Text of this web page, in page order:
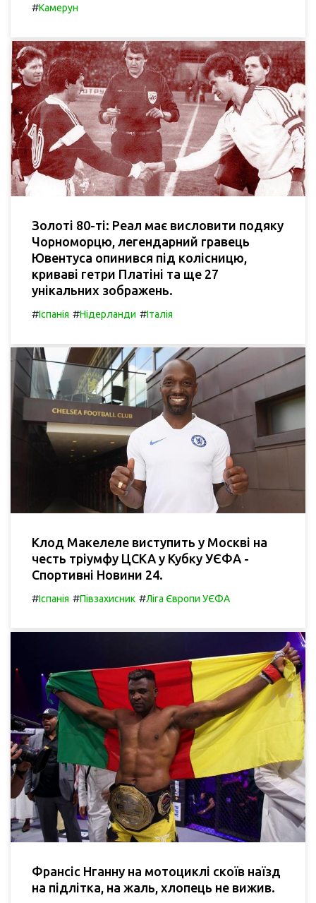
#Камерун
Золоті 80-ті: Реал має висловити подяку
Чорноморцю, легендарний гравець
Ювентуса опинився під колісницю,
криваві гетри Платіні та ще 27
унікальних зображень.
#Іспанія #Нідерланди #Італія
Клод Макелеле виступить у Москві на
честь тріумфу ЦСКА у Кубку УЄФА -
Спортивні Новини 24.
#Іспанія #Півзахисник #Ліга Європи УЄФА
Франсіс Нганну на мотоциклі скоїв наїзд
на підлітка, на жаль, хлопець не вижив.